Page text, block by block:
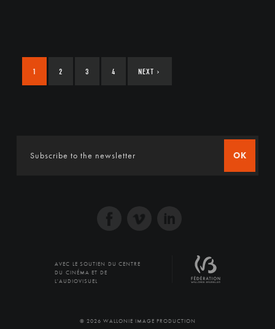
1 2 3 4 NEXT ›
OK
AVEC LE SOUTIEN DU CENTRE
DU CINÉMA ET DE
L'AUDIOVISUEL
© 2026 WALLONIE IMAGE PRODUCTION